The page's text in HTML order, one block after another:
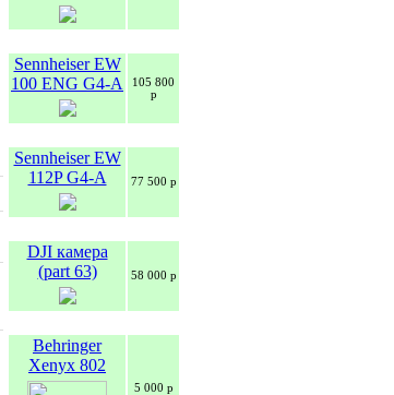
Sennheiser EW
100 ENG G4-A
105 800
р
Sennheiser EW
112P G4-A
77 500 р
DJI камера
(part 63)
58 000 р
Behringer
Xenyx 802
5 000 р